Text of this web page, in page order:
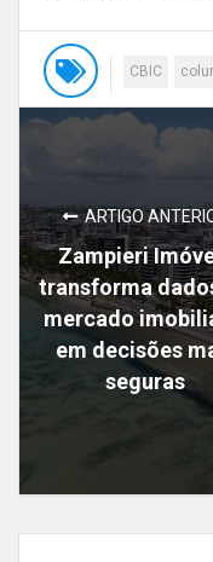
CBIC
ARTIGO
Zampieri
transforma
mercado
em decisões
seguras